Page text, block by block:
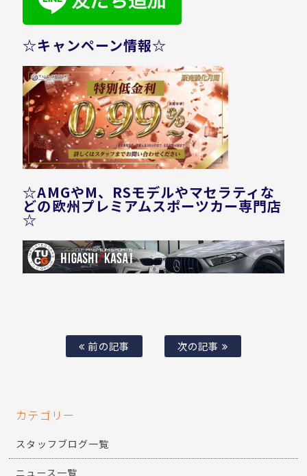
☆キャンペーン情報☆
☆AMGやM、RSモデルやマセラティな
どの欧州プレミアムスポーツカー専門店
☆
前の記事 次の記事
カテゴリー
スタッフブログ一覧
ニュース一覧